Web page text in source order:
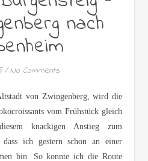
nach
/ No Comments
vom Frühstück gleich
knackigen Anstieg zum
ich gestern schon an einer
bin. So konnte ich die Route